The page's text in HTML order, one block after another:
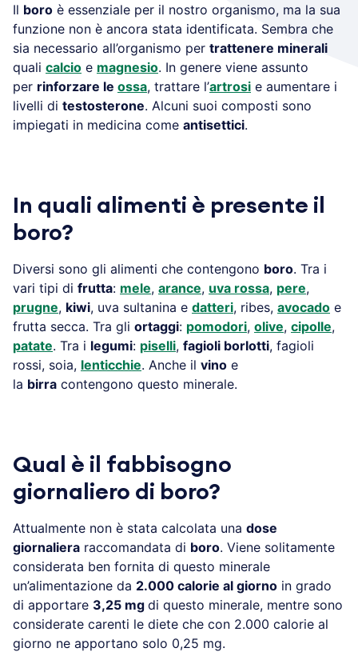
Il boro è essenziale per il nostro organismo, ma la sua
funzione non è ancora stata identificata. Sembra che
sia necessario all’organismo per trattenere minerali
quali calcio e magnesio. In genere viene assunto
per rinforzare le ossa, trattare l’artrosi e aumentare i
livelli di testosterone. Alcuni suoi composti sono
impiegati in medicina come antisettici.
In quali alimenti è presente il
boro?
Diversi sono gli alimenti che contengono boro. Tra i
vari tipi di frutta: mele, arance, uva rossa, pere,
prugne, kiwi, uva sultanina e datteri, ribes, avocado e
frutta secca. Tra gli ortaggi: pomodori, olive, cipolle,
patate. Tra i legumi: piselli, fagioli borlotti, fagioli
rossi, soia, lenticchie. Anche il vino e
la birra contengono questo minerale.
Qual è il fabbisogno
giornaliero di boro?
Attualmente non è stata calcolata una dose
giornaliera raccomandata di boro. Viene solitamente
considerata ben fornita di questo minerale
un’alimentazione da 2.000 calorie al giorno in grado
di apportare 3,25 mg di questo minerale, mentre sono
considerate carenti le diete che con 2.000 calorie al
giorno ne apportano solo 0,25 mg.